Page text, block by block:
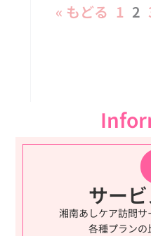
« もどる 1 2
サー
湘南あしケア訪問
各種プランの